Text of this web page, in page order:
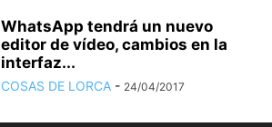
WhatsApp tendrá un nuevo
editor de vídeo, cambios en la
interfaz...
COSAS DE LORCA - 24/04/2017